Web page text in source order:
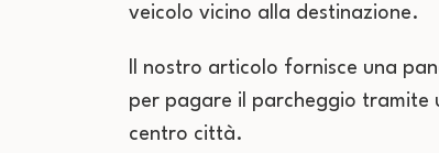
veicolo vicino alla destinazione.
Il nostro articolo fornisce una
per pagare il parcheggio tramite
centro città.